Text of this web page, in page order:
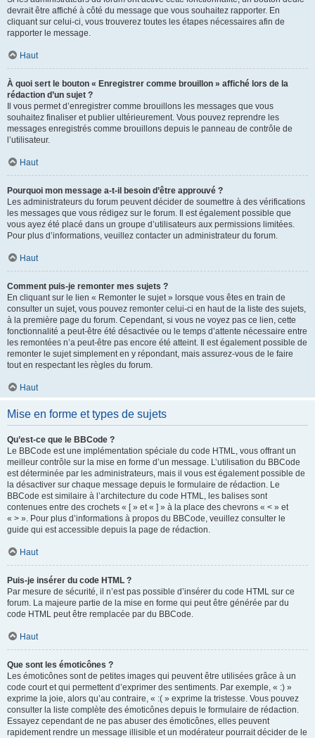
devrait être affiché à côté du message que vous souhaitez rapporter. En
cliquant sur celui-ci, vous trouverez toutes les étapes nécessaires afin de
rapporter le message.
Haut
À quoi sert le bouton « Enregistrer comme brouillon » affiché lors de la
rédaction d’un sujet ?
Il vous permet d’enregistrer comme brouillons les messages que vous
souhaitez finaliser et publier ultérieurement. Vous pouvez reprendre les
messages enregistrés comme brouillons depuis le panneau de contrôle de
l’utilisateur.
Haut
Pourquoi mon message a-t-il besoin d’être approuvé ?
Les administrateurs du forum peuvent décider de soumettre à des vérifications
les messages que vous rédigez sur le forum. Il est également possible que
vous ayez été placé dans un groupe d’utilisateurs aux permissions limitées.
Pour plus d’informations, veuillez contacter un administrateur du forum.
Haut
Comment puis-je remonter mes sujets ?
En cliquant sur le lien « Remonter le sujet » lorsque vous êtes en train de
consulter un sujet, vous pouvez remonter celui-ci en haut de la liste des sujets,
à la première page du forum. Cependant, si vous ne voyez pas ce lien, cette
fonctionnalité a peut-être été désactivée ou le temps d’attente nécessaire entre
les remontées n’a peut-être pas encore été atteint. Il est également possible de
remonter le sujet simplement en y répondant, mais assurez-vous de le faire
tout en respectant les règles du forum.
Haut
Mise en forme et types de sujets
Qu’est-ce que le BBCode ?
Le BBCode est une implémentation spéciale du code HTML, vous offrant un
meilleur contrôle sur la mise en forme d’un message. L’utilisation du BBCode
est déterminée par les administrateurs, mais il vous est également possible de
la désactiver sur chaque message depuis le formulaire de rédaction. Le
BBCode est similaire à l’architecture du code HTML, les balises sont
contenues entre des crochets « [ » et « ] » à la place des chevrons « < » et
« > ». Pour plus d’informations à propos du BBCode, veuillez consulter le
guide qui est accessible depuis la page de rédaction.
Haut
Puis-je insérer du code HTML ?
Par mesure de sécurité, il n’est pas possible d’insérer du code HTML sur ce
forum. La majeure partie de la mise en forme qui peut être générée par du
code HTML peut être remplacée par du BBCode.
Haut
Que sont les émoticônes ?
Les émoticônes sont de petites images qui peuvent être utilisées grâce à un
code court et qui permettent d’exprimer des sentiments. Par exemple, « :) »
exprime la joie, alors qu’au contraire, « :( » exprime la tristesse. Vous pouvez
consulter la liste complète des émoticônes depuis le formulaire de rédaction.
Essayez cependant de ne pas abuser des émoticônes, elles peuvent
rapidement rendre un message illisible et un modérateur pourrait décider de le